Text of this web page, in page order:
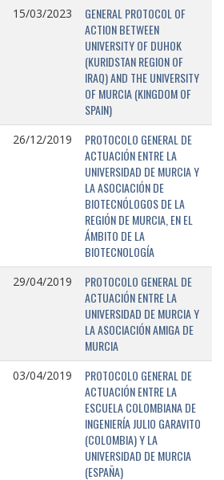
15/03/2023
GENERAL PROTOCOL OF
ACTION BETWEEN
UNIVERSITY OF DUHOK
(KURIDSTAN REGION OF
IRAQ) AND THE UNIVERSITY
OF MURCIA (KINGDOM OF
SPAIN)
26/12/2019
PROTOCOLO GENERAL DE
ACTUACIÓN ENTRE LA
UNIVERSIDAD DE MURCIA Y
LA ASOCIACIÓN DE
BIOTECNÓLOGOS DE LA
REGIÓN DE MURCIA, EN EL
ÁMBITO DE LA
BIOTECNOLOGÍA
29/04/2019
PROTOCOLO GENERAL DE
ACTUACIÓN ENTRE LA
UNIVERSIDAD DE MURCIA Y
LA ASOCIACIÓN AMIGA DE
MURCIA
03/04/2019
PROTOCOLO GENERAL DE
ACTUACIÓN ENTRE LA
ESCUELA COLOMBIANA DE
INGENIERÍA JULIO GARAVITO
(COLOMBIA) Y LA
UNIVERSIDAD DE MURCIA
(ESPAÑA)